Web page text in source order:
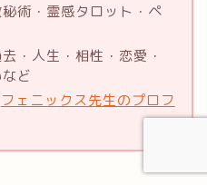
術・霊感タロット・ペ
・人生・相性・恋愛・
ど
フェニックス先生のプロフ